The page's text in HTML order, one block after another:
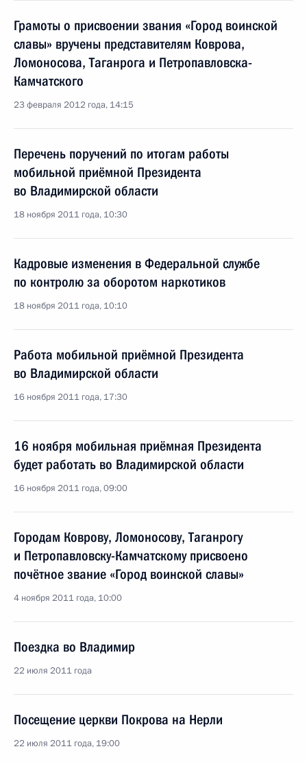
Грамоты о присвоении звания «Город воинской
славы» вручены представителям Коврова,
Ломоносова, Таганрога и Петропавловска-
Камчатского
23 февраля 2012 года, 14:15
Перечень поручений по итогам работы
мобильной приёмной Президента
во Владимирской области
18 ноября 2011 года, 10:30
Кадровые изменения в Федеральной службе
по контролю за оборотом наркотиков
18 ноября 2011 года, 10:10
Работа мобильной приёмной Президента
во Владимирской области
16 ноября 2011 года, 17:30
16 ноября мобильная приёмная Президента
будет работать во Владимирской области
16 ноября 2011 года, 09:00
Городам Коврову, Ломоносову, Таганрогу
и Петропавловску-Камчатскому присвоено
почётное звание «Город воинской славы»
4 ноября 2011 года, 10:00
Поездка во Владимир
22 июля 2011 года
Посещение церкви Покрова на Нерли
22 июля 2011 года, 19:00